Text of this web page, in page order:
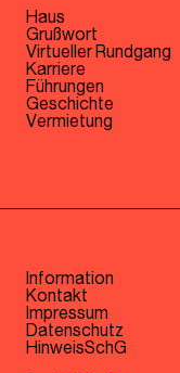
Haus
Grußwort
Virtueller Rundgang
Karriere
Führungen
Geschichte
Vermietung
Information
Kontakt
Impressum
Datenschutz
HinweisSchG